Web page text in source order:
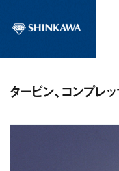
タービン、コンプ